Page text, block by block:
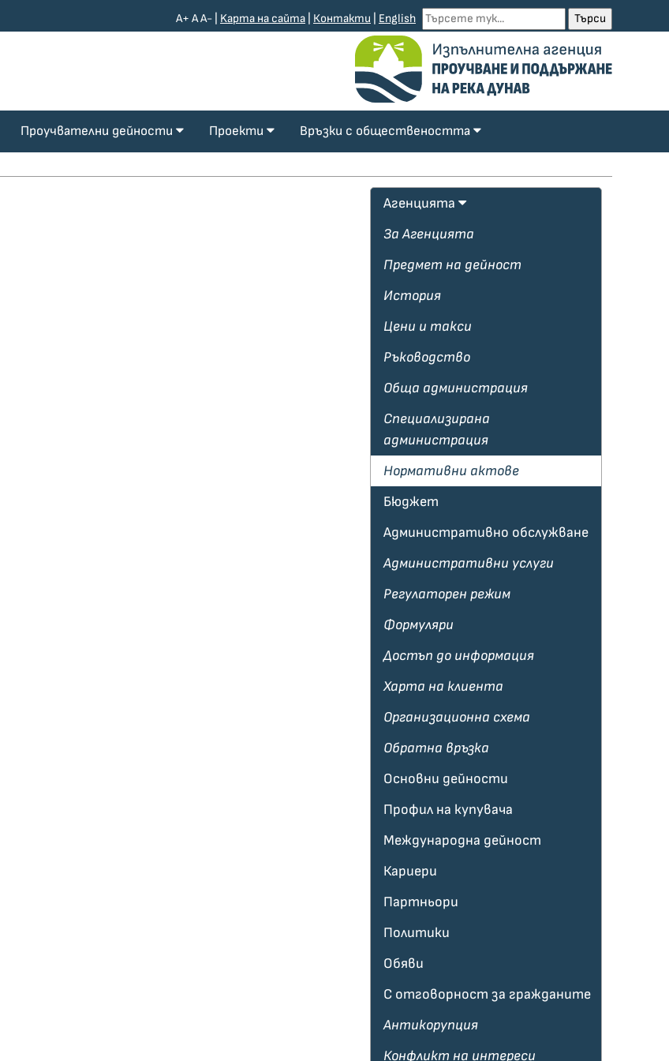
A+ AA- Kарта на сайта Контакти English
Проучвателни дейности Проекти Връзки с обществеността
Агенцията
За Агенцията
Предмет на дейност
История
Цени и такси
Ръководство
Обща администрация
Специализирана
администрация
Нормативни актове
Бюджет
Административно обслужване
Административни услуги
Регулаторен режим
Формуляри
Достъп до информация
Харта на клиента
Организационна схема
Обратна връзка
Основни дейности
Профил на купувача
Международна дейност
Кариери
Партньори
Политики
Обяви
С отговорност за гражданите
Антикорупция
Конфликт на интереси